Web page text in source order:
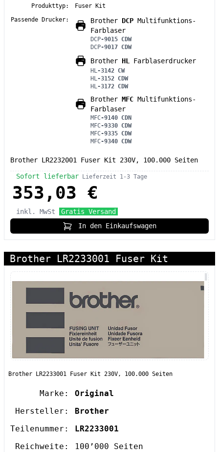
Produkttyp:
Fuser Kit
Passende Drucker:
Brother DCP Multifunktions-
Farblaser
DCP-9015 CDW
DCP-9017 CDW
Brother HL Farblaserdrucker
HL-3142 CW
HL-3152 CDW
HL-3172 CDW
Brother MFC Multifunktions-
Farblaser
MFC-9140 CDN
MFC-9330 CDW
MFC-9335 CDW
MFC-9340 CDW
Brother LR2232001 Fuser Kit 230V, 100.000 Seiten
Sofort lieferbar Lieferzeit 1-3 Tage
353,03 €
inkl. MwSt
Gratis Versand
In den Einkaufswagen
Brother LR2233001 Fuser Kit
Brother LR2233001 Fuser Kit 230V, 100.000 Seiten
Marke:
Original
Hersteller:
Brother
Teilenummer:
LR2233001
Reichweite:
100’000 Seiten